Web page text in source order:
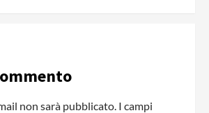
non sarà pubblicato. I campi